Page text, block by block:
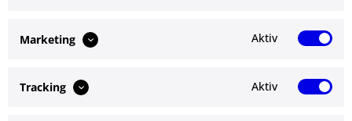
Service Hotline
Marketing Aktiv
Tracking Aktiv